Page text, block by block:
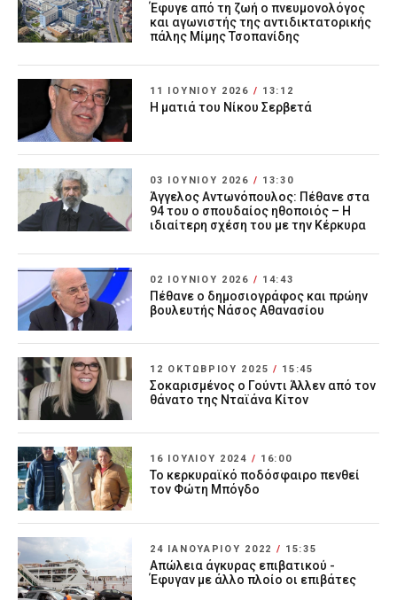
Έφυγε από τη ζωή ο πνευμονολόγος
και αγωνιστής της αντιδικτατορικής
πάλης Μίμης Τσοπανίδης
11 ΙΟΥΝΊΟΥ 2026 / 13:12
Η ματιά του Νίκου Σερβετά
03 ΙΟΥΝΊΟΥ 2026 / 13:30
Άγγελος Αντωνόπουλος: Πέθανε στα
94 του ο σπουδαίος ηθοποιός – Η
ιδιαίτερη σχέση του με την Κέρκυρα
02 ΙΟΥΝΊΟΥ 2026 / 14:43
Πέθανε ο δημοσιογράφος και πρώην
βουλευτής Νάσος Αθανασίου
12 ΟΚΤΩΒΡΊΟΥ 2025 / 15:45
Σοκαρισμένος ο Γούντι Άλλεν από τον
θάνατο της Νταϊάνα Κίτον
16 ΙΟΥΛΊΟΥ 2024 / 16:00
Το κερκυραϊκό ποδόσφαιρο πενθεί
τον Φώτη Μπόγδο
24 ΙΑΝΟΥΑΡΊΟΥ 2022 / 15:35
Απώλεια άγκυρας επιβατικού -
Έφυγαν με άλλο πλοίο οι επιβάτες